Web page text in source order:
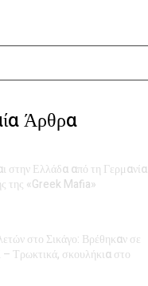
Άρθρα
στην Ελλάδα από τη Γερμανία
της «Greek Mafia»
στο Σικάγο: Βρέθηκαν σε
Τρωκτικά, σκουλήκια στο